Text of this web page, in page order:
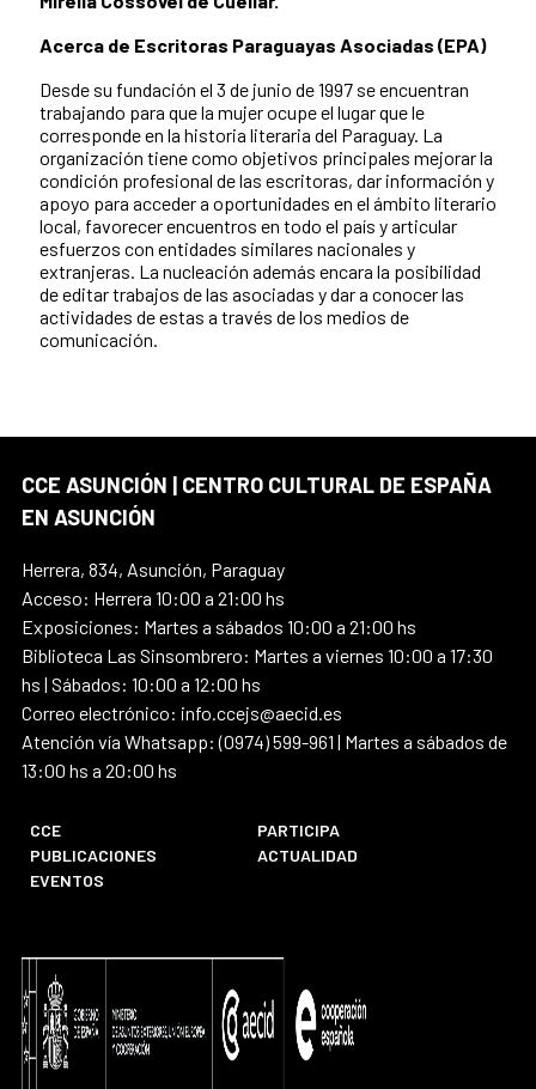
Acerca de Escritoras Paraguayas Asociadas (EPA)
Desde su fundación el 3 de junio de 1997 se encuentran
trabajando para que la mujer ocupe el lugar que le
corresponde en la historia literaria del Paraguay. La
organización tiene como objetivos principales mejorar la
condición profesional de las escritoras, dar información y
apoyo para acceder a oportunidades en el ámbito literario
local, favorecer encuentros en todo el país y articular
esfuerzos con entidades similares nacionales y
extranjeras. La nucleación además encara la posibilidad
de editar trabajos de las asociadas y dar a conocer las
actividades de estas a través de los medios de
comunicación.
CCE ASUNCIÓN | CENTRO CULTURAL DE ESPAÑA
EN ASUNCIÓN
Herrera, 834, Asunción, Paraguay
Acceso: Herrera 10:00 a 21:00 hs
Exposiciones: Martes a sábados 10:00 a 21:00 hs
Biblioteca Las Sinsombrero: Martes a viernes 10:00 a 17:30
hs | Sábados: 10:00 a 12:00 hs
Correo electrónico: info.ccejs@aecid.es
Atención vía Whatsapp: (0974) 599-961 | Martes a sábados de
13:00 hs a 20:00 hs
CCE
PARTICIPA
PUBLICACIONES
ACTUALIDAD
EVENTOS